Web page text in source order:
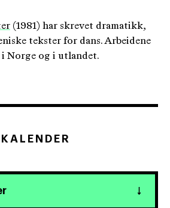
(1981) har skrevet dramatikk,
tekster for dans. Arbeidene
i Norge og i utlandet.
KALENDER